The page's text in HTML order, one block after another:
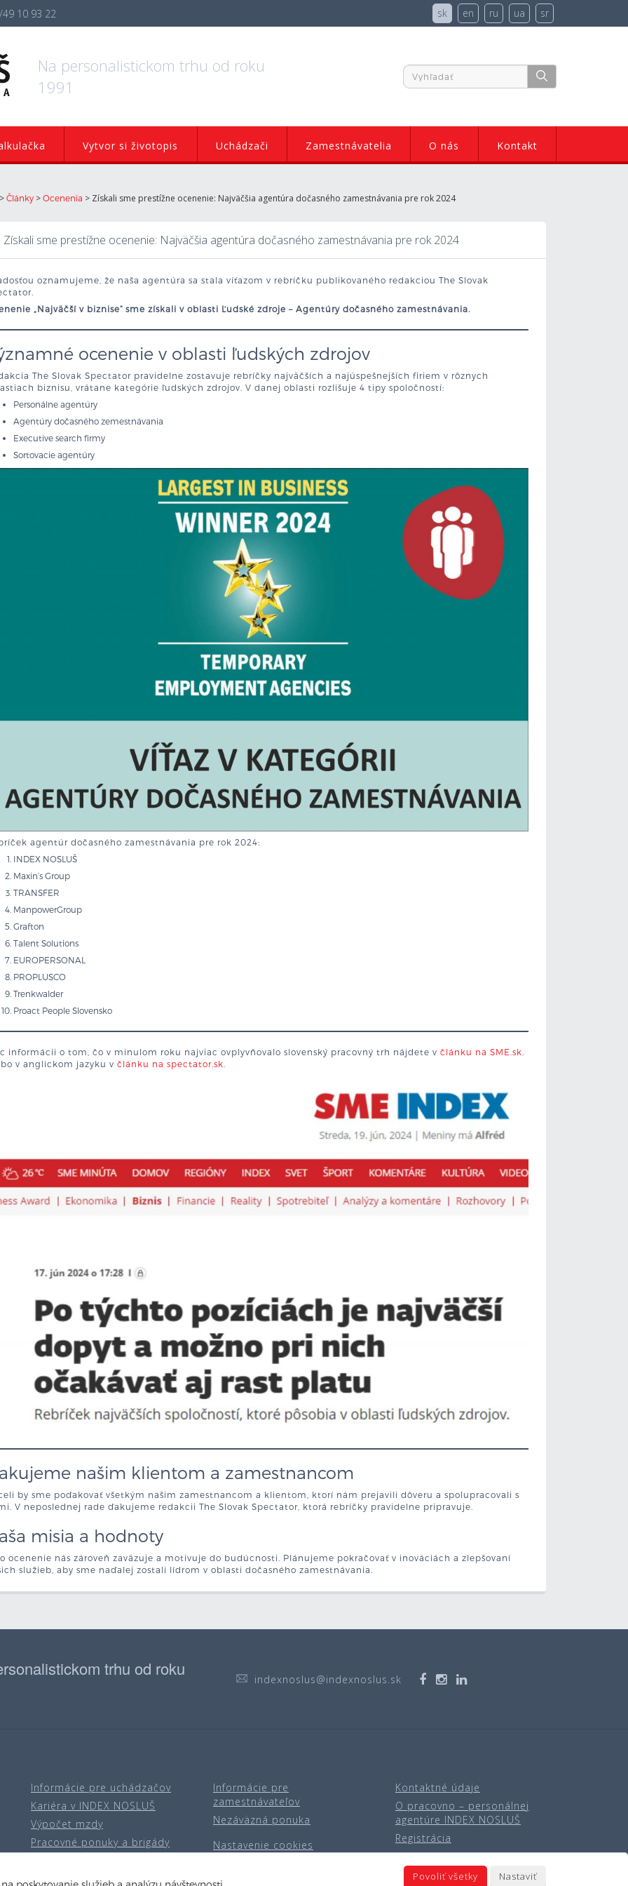
49 10 93 22 sk en ru ua sr
Na personalistickom trhu od roku
1991
Vytvor si životopis Uchádzači Zamestnávatelia O nás Kontakt
Články > Ocenenia > Získali sme prestížne ocenenie: Najväčšia agentúra dočasného zamestnávania pre rok 2024
Získali sme prestížne ocenenie: Najväčšia agentúra dočasného zamestnávania pre rok 2024
oznamujeme, že naša agentúra sa stala víťazom v rebríčku publikovaného redakciou The Slovak
„Najväčší v biznise“ sme získali v oblasti Ľudské zdroje – Agentúry dočasného zamestnávania.
ocenenie v oblasti ľudských zdrojov
The Slovak Spectator pravidelne zostavuje rebríčky najväčších a najúspešnejších firiem v rôznych
biznisu, vrátane kategórie ľudských zdrojov. V danej oblasti rozlišuje 4 tipy spoločností:
Personálne agentúry
Agentúry dočasného zemestnávania
Executive search firmy
Sortovacie agentúry
agentúr dočasného zamestnávania pre rok 2024:
INDEX NOSLUŠ
Maxin’s Group
TRANSFER
ManpowerGroup
Grafton
Talent Solutions
EUROPERSONAL
PROPLUSCO
Trenkwalder
Proact People Slovensko
informácii o tom, čo v minulom roku najviac ovplyvňovalo slovenský pracovný trh nájdete v článku na SME.sk
v anglickom jazyku v článku na spectator.sk.
našim klientom a zamestnancom
by sme poďakovať všetkým našim zamestnancom a klientom, ktorí nám prejavili dôveru a spolupracovali s
V neposlednej rade ďakujeme redakcii The Slovak Spectator, ktorá rebríčky pravidelne pripravuje.
misia a hodnoty
ocenenie nás zároveň zaväzuje a motivuje do budúcnosti. Plánujeme pokračovať v inováciách a zlepšovaní
služieb, aby sme naďalej zostali lídrom v oblasti dočasného zamestnávania.
trhu od roku indexnoslus@indexnoslus.sk
Informácie pre uchádzačov
Kariéra v INDEX NOSLUŠ
Výpočet mzdy
Pracovné ponuky a brigády
Informácie pre
zamestnávateľov
Nezáväzná ponuka
Nastavenie cookies
Kontaktné údaje
O pracovno – personálnej
agentúre INDEX NOSLUŠ
Registrácia
Povoliť všetky Nastaviť